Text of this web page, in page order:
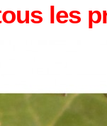
les